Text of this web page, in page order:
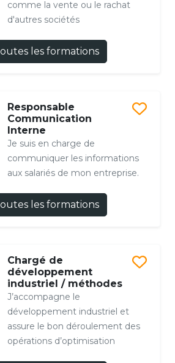
comme la vente ou le rachat
d'autres sociétés
les formations
Responsable
Communication
Interne
Je suis en charge de
communiquer les informations
aux salariés de mon entreprise.
les formations
Chargé de
développement
industriel / méthodes
J’accompagne le
développement industriel et
assure le bon déroulement des
opérations d’optimisation